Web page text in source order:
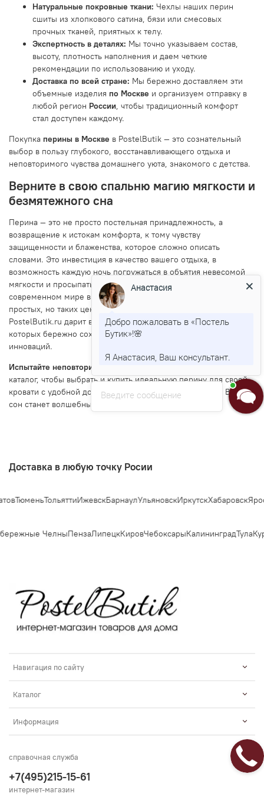
Натуральные покровные ткани: Чехлы наших перин
сшиты из хлопкового сатина, бязи или смесовых
прочных тканей, приятных к телу.
Экспертность в деталях: Мы точно указываем состав,
высоту, плотность наполнения и даем четкие
рекомендации по использованию и уходу.
Доставка по всей стране: Мы бережно доставляем эти
объемные изделия по Москве и организуем отправку в
любой регион России , чтобы традиционный комфорт
стал доступен каждому.
Покупка перины в Москве в PostelButik — это сознательный
выбор в пользу глубокого, восстанавливающего отдыха и
неповторимого чувства домашнего уюта, знакомого с детства.
Верните в свою спальню магию мягкости и
безмятежного сна
Перина — это не просто постельная принадлежность, а
возвращение к истокам комфорта, к тому чувству
защищенности и блаженства, которое сложно описать
словами. Это инвестиция в качество вашего отдыха, в
возможность каждую ночь погружаться в объятия невесомой
мягкости и просыпаться полностью отдохнувшим. В
современном мире высоких технологий иногда так не хватает
простых, но таких ценных вещей, дающих искреннее тепло.
PostelButik.ru дарит вам эту возможность, предлагая перины, в
которых бережно сохранена душа традиций и преимущества
инноваций.
Испытайте неповторимый комфорт перины!
каталог, чтобы выбрать и купить идеальную перину для своей
кровати с удобной доставкой по Москве и всей России. Ваш
сон станет волшебным с PostelButik.ru.
Доставка в любую точку Росии
ТольяттиИжевскБарнаулУльяновскИркутскХабаровск
ЧелныПензаЛипецкКировЧебоксарыКалининградТула
Навигация по сайту
Каталог
Информация
справочная служба
+7(495)215-15-61
интернет-магазин
Введите сообщение
Анастасия
Добро пожаловать в «Постель
Бутик»!🌸
Я Анастасия, Ваш консультант.